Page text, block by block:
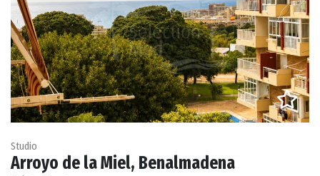
Studio
Arroyo de la Miel, Benalmadena